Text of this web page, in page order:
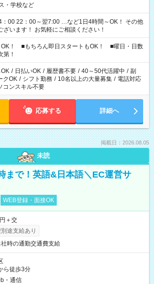
・学校など
00 22：00～翌7:00 …など1日4時間～OK！ その他
ざいます！ お気軽にご相談ください！
OK！ ■もちろん即日スタートもOK！ ■曜日・日数
第！
/ 日払いOK / 履歴書不要 / 40～50代活躍中 / 副
クOK / シフト勤務 / 10名以上の大量募集 / 電話対応
コンスキル不要
応募する 詳細へ
掲載日：2026.08.05
未読
まで！英語&日本語＼EC運営サ
WEB登録・面接OK
＋交
途支給あり
時の通勤交通費支給
ら徒歩3分
・通信